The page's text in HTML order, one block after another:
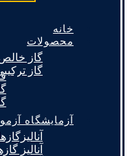
خانه
محصولات
گاز
گاز
آزمایشگاه
آنالیز